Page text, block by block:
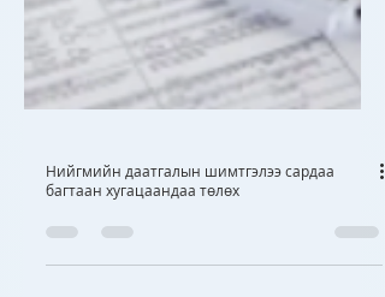
Нийгмийн даатгалын шимтгэлээ сардаа
багтаан хугацаандаа төлөх